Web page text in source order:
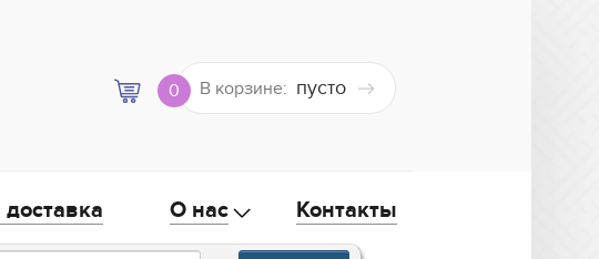
0 В корзине: пусто
О нас Контакты